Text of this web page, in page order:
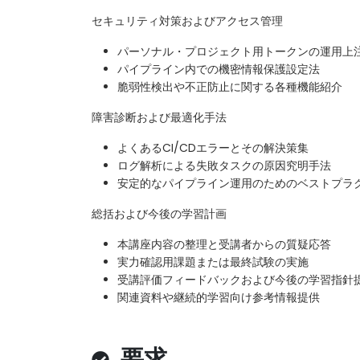
セキュリティ対策およびアクセス管理
パーソナル・プロジェクト用トークンの運用上
パイプライン内での機密情報保護設定法
脆弱性検出や不正防止に関する各種機能紹介
障害診断および最適化手法
よくあるCI/CDエラーとその解決策集
ログ解析による失敗タスクの原因究明手法
安定的なパイプライン運用のためのベストプラ
総括および今後の学習計画
本講座内容の整理と受講者からの質疑応答
実力確認用課題または最終試験の実施
受講評価フィードバックおよび今後の学習指針
関連資料や継続的学習向け参考情報提供